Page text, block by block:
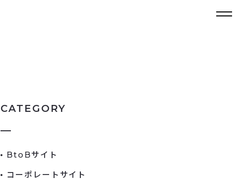
CATEGORY
BtoBサイト
コーポレートサイト